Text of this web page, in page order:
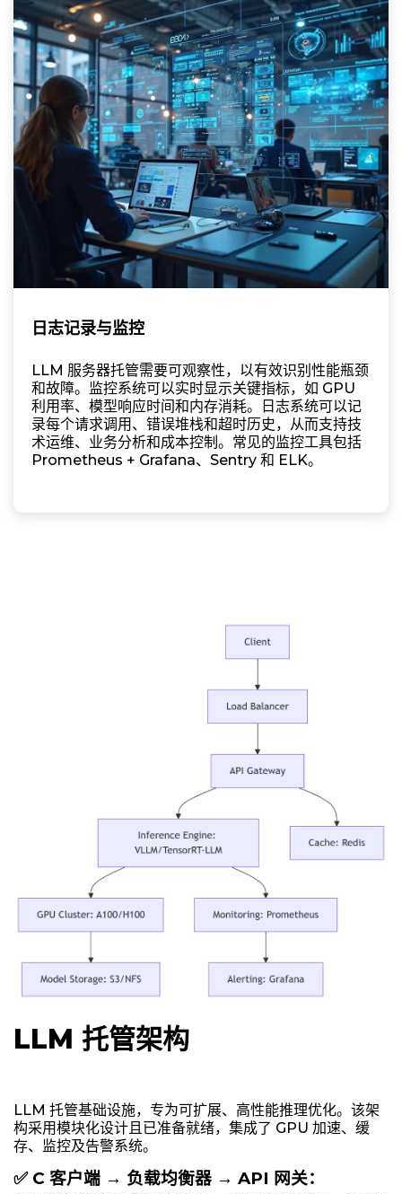
日志记录与监控
LLM 服务器托管需要可观察性，以有效识别性能瓶颈
和故障。监控系统可以实时显示关键指标，如 GPU
利用率、模型响应时间和内存消耗。日志系统可以记
录每个请求调用、错误堆栈和超时历史，从而支持技
术运维、业务分析和成本控制。常见的监控工具包括
Prometheus + Grafana、Sentry 和 ELK。
LLM 托管架构
LLM 托管基础设施，专为可扩展、高性能推理优化。该架
构采用模块化设计且已准备就绪，集成了 GPU 加速、缓
存、监控及告警系统。
✅ C 客户端 → 负载均衡器 → API 网关：